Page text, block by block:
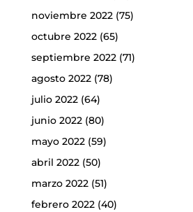
noviembre 2022(75)
octubre 2022(65)
septiembre 2022(71)
agosto 2022(78)
julio 2022(64)
junio 2022(80)
mayo 2022(59)
abril 2022(50)
marzo 2022(51)
febrero 2022(40)